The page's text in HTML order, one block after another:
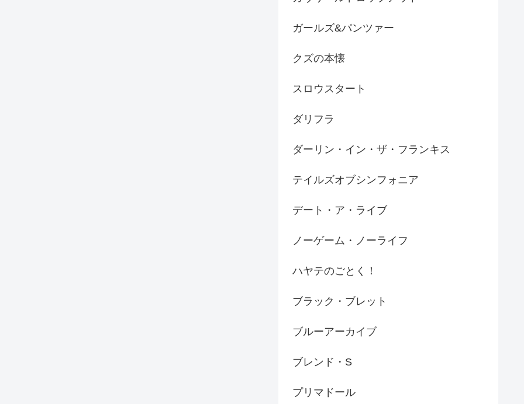
ガールズ&パンツァー
クズの本懐
スロウスタート
ダリフラ
ダーリン・イン・ザ・フランキス
テイルズオブシンフォニア
デート・ア・ライブ
ノーゲーム・ノーライフ
ハヤテのごとく！
ブラック・ブレット
ブルーアーカイブ
ブレンド・S
プリマドール